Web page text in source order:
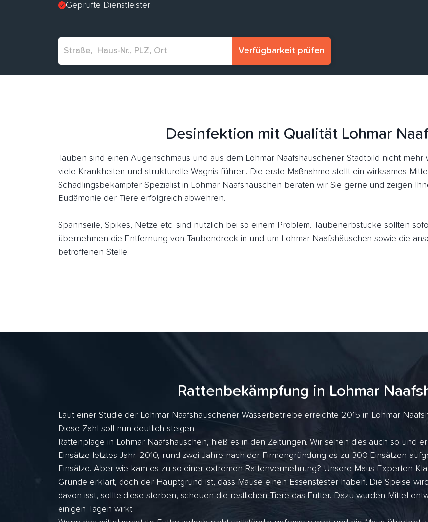
Geprüfte Dienstleister
Verfügbarkeit prüfen
Desinfektion mit Qualität Lohmar
Tauben sind einen Augenschmaus und aus dem Lohmar Naafshäuschener Stadtbild nicht
viele Krankheiten und strukturelle Wagnis führen. Die erste Maßnahme stellt ein wirksames
Schädlingsbekämpfer Spezialist in Lohmar Naafshäuschen beraten wir Sie gerne und zeigen
Eudämonie der Tiere erfolgreich abwehren.
Spannseile, Spikes, Netze etc. sind nützlich bei so einem Problem. Taubenerbstücke sollten
übernehmen die Entfernung von Taubendreck in und um Lohmar Naafshäuschen sowie die
betroffenen Stelle.
Rattenbekämpfung in Lohmar
Laut einer Studie der Lohmar Naafshäuschener Wasserbetriebe erreichte 2015 in Lohmar
Diese Zahl soll nun deutlich steigen.
Rattenplage in Lohmar Naafshäuschen, hieß es in den Zeitungen. Wir sehen dies auch so und
Einsätze letztes Jahr. 2010, rund zwei Jahre nach der Firmengründung es zu 300 Einsätzen
Einsätze. Aber wie kam es zu so einer extremen Rattenvermehrung? Unsere Maus-Experten
Gründe erklärt, doch der Hauptgrund ist, dass Mäuse einen Essenstester haben. Die Speise
davon isst, sollte diese sterben, scheuen die restlichen Tiere das Futter. Dazu wurden Mittel
einigen Tagen wirkt.